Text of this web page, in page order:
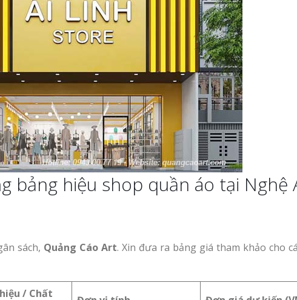
bảng hiệu shop quần áo tại Nghệ
sách, Quảng Cáo Art. Xin đưa ra bảng giá tham khảo cho
/ Chất